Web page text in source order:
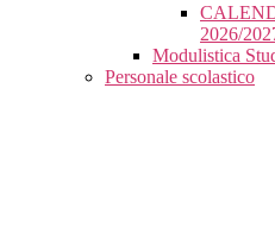
2026/
Modulistica
Personale scolastico